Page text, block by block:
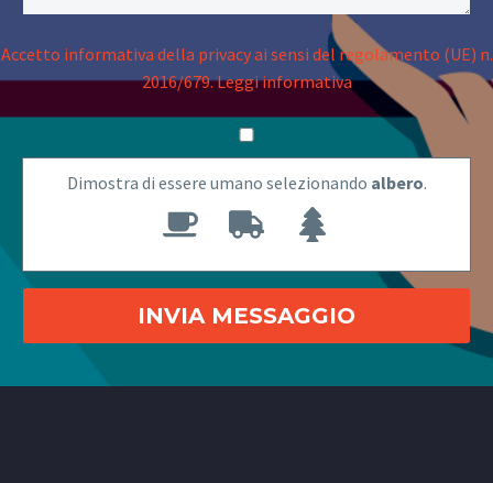
Accetto informativa della privacy ai sensi del regolamento (UE) n.
2016/679.Leggi informativa
Dimostra di essere umano selezionando albero.